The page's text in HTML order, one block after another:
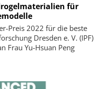
für
Preis 2022 für die beste
Dresden e. V. (IPF)
Frau Yu-Hsuan Peng